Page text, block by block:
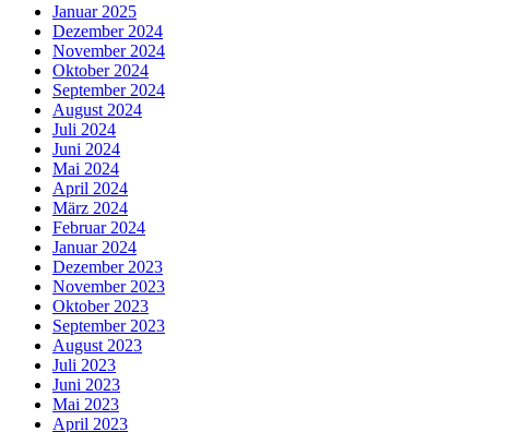
Januar 2025
Dezember 2024
November 2024
Oktober 2024
September 2024
August 2024
Juli 2024
Juni 2024
Mai 2024
April 2024
März 2024
Februar 2024
Januar 2024
Dezember 2023
November 2023
Oktober 2023
September 2023
August 2023
Juli 2023
Juni 2023
Mai 2023
April 2023